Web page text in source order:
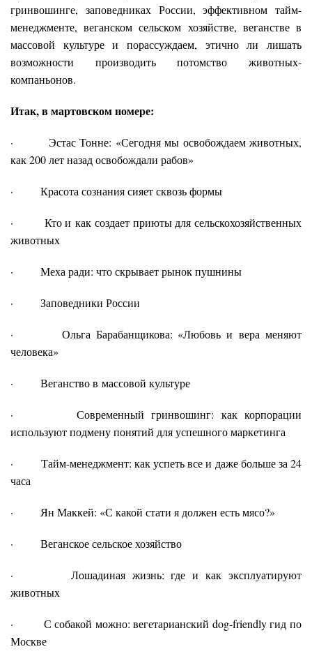
гринвошинге, заповедниках России, эффективном тайм-
менеджменте, веганском сельском хозяйстве, веганстве в
массовой культуре и порассуждаем, этично ли лишать
возможности производить потомство животных-
компаньонов.
Итак, в мартовском номере:
· Эстас Тонне: «Сегодня мы освобождаем животных,
как 200 лет назад освобождали рабов»
· Красота сознания сияет сквозь формы
· Кто и как создает приюты для сельскохозяйственных
животных
· Меха ради: что скрывает рынок пушнины
· Заповедники России
· Ольга Барабанщикова: «Любовь и вера меняют
человека»
· Веганство в массовой культуре
· Современный гринвошинг: как корпорации
используют подмену понятий для успешного маркетинга
· Тайм-менеджмент: как успеть все и даже больше за 24
часа
· Ян Маккей: «С какой стати я должен есть мясо?»
· Веганское сельское хозяйство
· Лошадиная жизнь: где и как эксплуатируют
животных
· С собакой можно: вегетарианский dog-friendly гид по
Москве